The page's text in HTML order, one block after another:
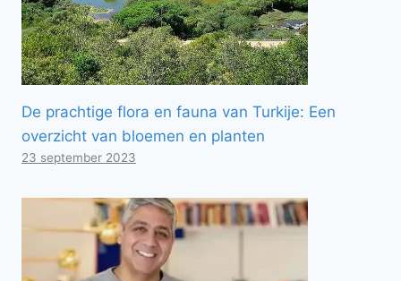
De prachtige flora en fauna van Turkije: Een
overzicht van bloemen en planten
23 september 2023